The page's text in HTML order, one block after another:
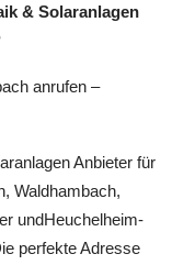
& Solaranlagen
anrufen –
Anbieter für
Waldhambach,
undHeuchelheim-
perfekte Adresse